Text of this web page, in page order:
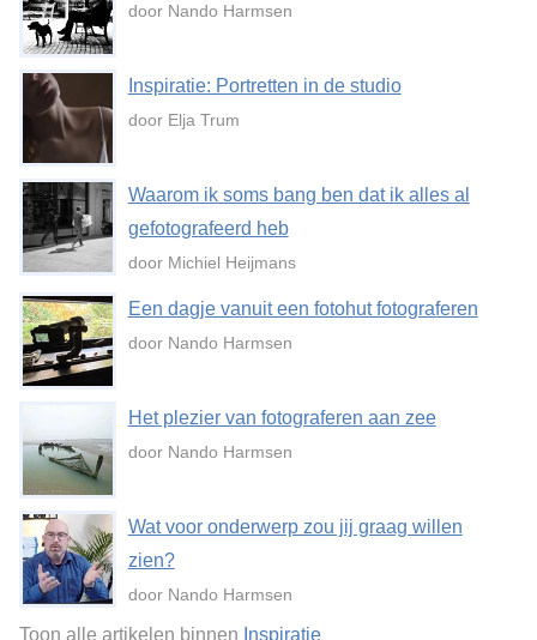
door Nando Harmsen
Inspiratie: Portretten in de studio
door Elja Trum
Waarom ik soms bang ben dat ik alles al
gefotografeerd heb
door Michiel Heijmans
Een dagje vanuit een fotohut fotograferen
door Nando Harmsen
Het plezier van fotograferen aan zee
door Nando Harmsen
Wat voor onderwerp zou jij graag willen
zien?
door Nando Harmsen
Toon alle artikelen binnen Inspiratie